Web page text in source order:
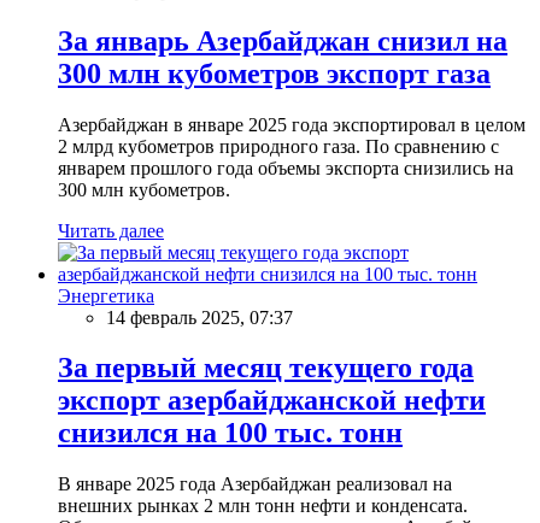
За январь Азербайджан снизил на
300 млн кубометров экспорт газа
Азербайджан в январе 2025 года экспортировал в целом
2 млрд кубометров природного газа. По сравнению с
январем прошлого года объемы экспорта снизились на
300 млн кубометров.
Читать далее
Энергетика
14 февраль 2025, 07:37
За первый месяц текущего года
экспорт азербайджанской нефти
снизился на 100 тыс. тонн
В январе 2025 года Азербайджан реализовал на
внешних рынках 2 млн тонн нефти и конденсата.